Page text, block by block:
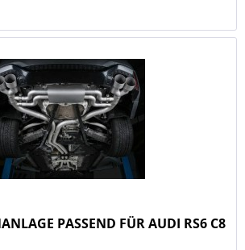
PASSEND FÜR AUDI RS6 C8